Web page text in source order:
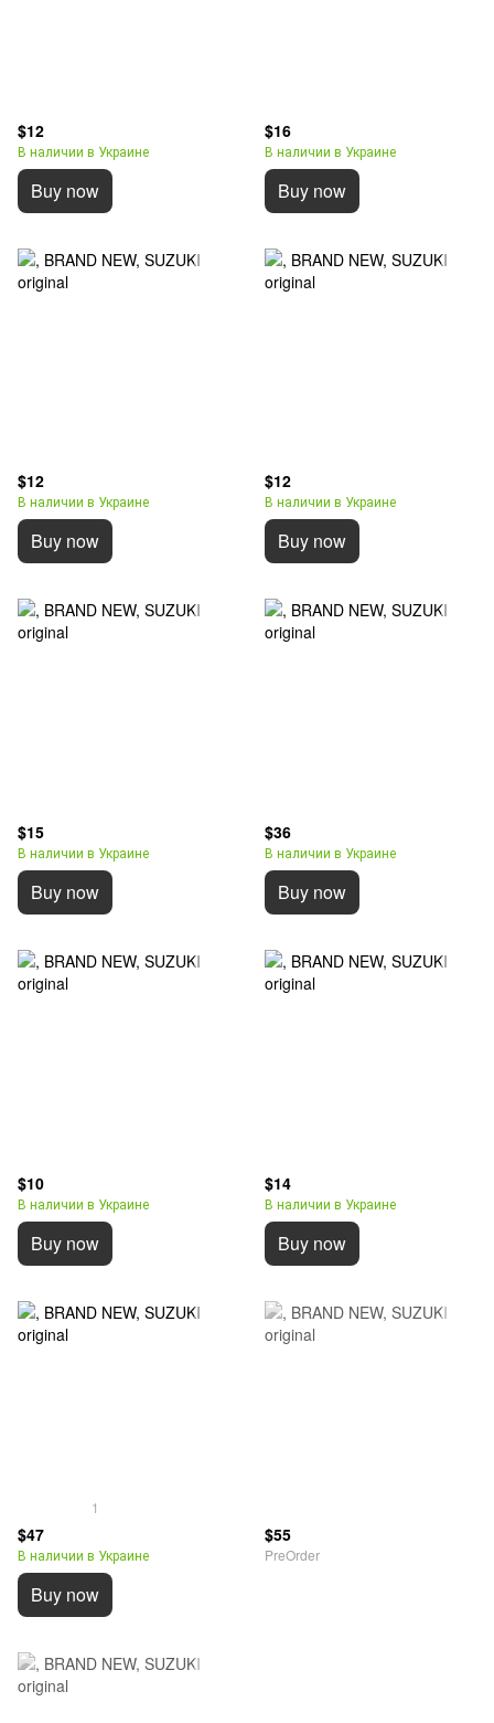
$12
В наличии в Украине
Buy now
$16
В наличии в Украине
Buy now
$12
В наличии в Украине
Buy now
$12
В наличии в Украине
Buy now
$15
В наличии в Украине
Buy now
$36
В наличии в Украине
Buy now
$10
В наличии в Украине
Buy now
$14
В наличии в Украине
Buy now
1
$47
В наличии в Украине
Buy now
$55
PreOrder